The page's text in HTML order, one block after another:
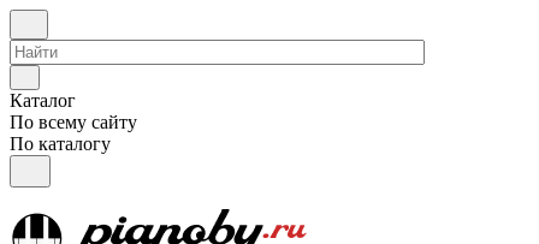
Каталог
По всему сайту
По каталогу